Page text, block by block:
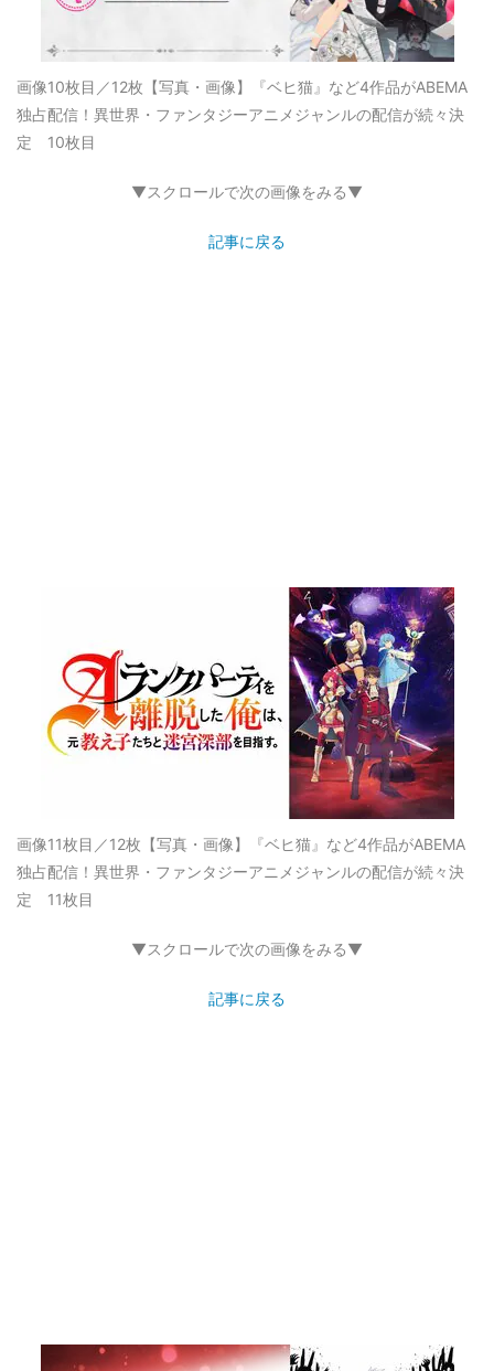
画像10枚目／12枚 【写真・画像】『ベヒ猫』など4作品がABEMA
独占配信！異世界・ファンタジーアニメジャンルの配信が続々決
定 10枚目
▼スクロールで次の画像をみる▼
記事に戻る
画像11枚目／12枚 【写真・画像】『ベヒ猫』など4作品がABEMA
独占配信！異世界・ファンタジーアニメジャンルの配信が続々決
定 11枚目
▼スクロールで次の画像をみる▼
記事に戻る